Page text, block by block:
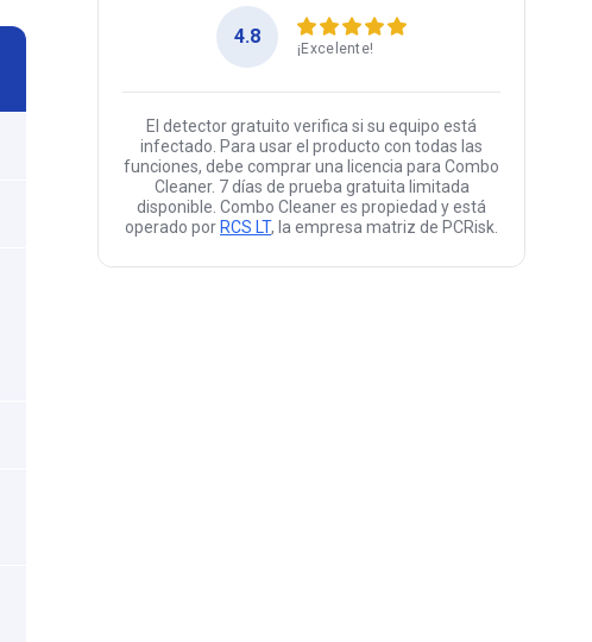
4.8
¡Excelente!
El detector gratuito verifica si su equipo está
infectado. Para usar el producto con todas las
funciones, debe comprar una licencia para Combo
Cleaner. 7 días de prueba gratuita limitada
disponible. Combo Cleaner es propiedad y está
operado por RCS LT, la empresa matriz de PCRisk.